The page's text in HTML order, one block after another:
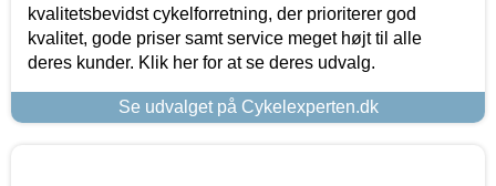
kvalitetsbevidst cykelforretning, der prioriterer god
kvalitet, gode priser samt service meget højt til alle
deres kunder. Klik her for at se deres udvalg.
Se udvalget på Cykelexperten.dk